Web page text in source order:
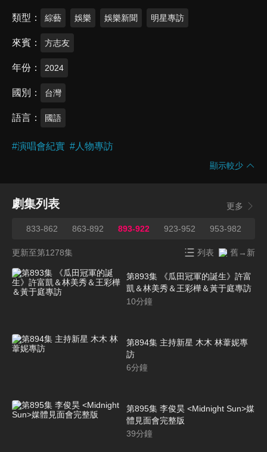
類型 綜藝 娛樂 娛樂新聞 明星專訪
來賓 方志友
年份 2024
國別 台灣
語言 國語
#演唱會紀實 # 人物專訪
顯示較少
劇集列表 更多
833-862 863-892 893-922 923-952 953-982
更新至第1278集 列表 舊→新
第893集 《瓜田冠軍的誕生》許富
凱＆林美秀＆王彩樺＆黃于庭專訪
10分鐘
第894集 主持新星 木木 林葦妮專
訪
6分鐘
第895集 李俊昊 <Midnight Sun>媒
體見面會完整版
39分鐘